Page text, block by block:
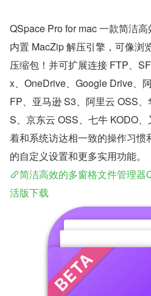
QSpace Pro for mac 一款简洁高
内置 MacZip 解压引擎，可像浏
压缩包！并可扩展连接 FTP、
x、OneDrive、Google Drive、
FP、亚马逊 S3、阿里云 OSS
S、京东云 OSS、七牛 KODO
着和系统访达相一致的操作习
的自定义设置和更多实用功能。
简洁高效的多窗格文件管理器
活版下载